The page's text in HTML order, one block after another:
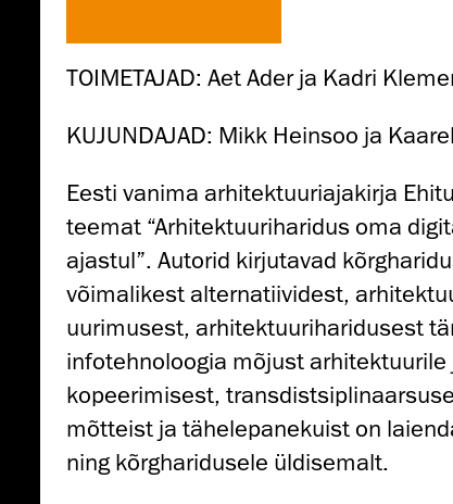
TOIMETAJAD: Aet Ader ja Kadri
KUJUNDAJAD: Mikk Heinsoo ja
Eesti vanima arhitektuuriajakirja
teemat “Arhitektuuriharidus oma
ajastul”. Autorid kirjutavad
võimalikest alternatiividest,
uurimusest, arhitektuuriharidusest
infotehnoloogia mõjust
kopeerimisest,
mõtteist ja tähelepanekuist on
ning kõrgharidusele üldisemalt.